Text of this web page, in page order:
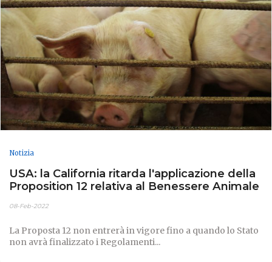
Notizia
USA: la California ritarda l'applicazione della
Proposition 12 relativa al Benessere Animale
08-Feb-2022
La Proposta 12 non entrerà in vigore fino a quando lo Stato
non avrà finalizzato i Regolamenti...